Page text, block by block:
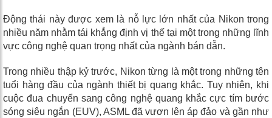
Động thái này được xem là nỗ lực lớn nhất của Nikon trong
nhiều năm nhằm tái khẳng định vị thế tại một trong những lĩnh
vực công nghệ quan trọng nhất của ngành bán dẫn.
Trong nhiều thập kỷ trước, Nikon từng là một trong những tên
tuổi hàng đầu của ngành thiết bị quang khắc. Tuy nhiên, khi
cuộc đua chuyển sang công nghệ quang khắc cực tím bước
sóng siêu ngắn (EUV), ASML đã vươn lên áp đảo và gần như